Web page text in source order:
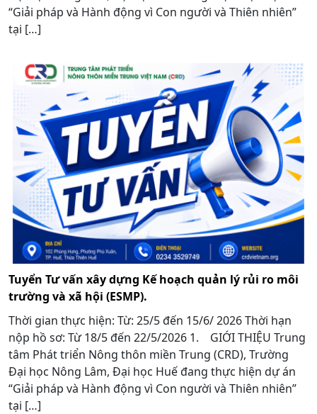
“Giải pháp và Hành động vì Con người và Thiên nhiên”
tại […]
Tuyển Tư vấn xây dựng Kế hoạch quản lý rủi ro môi
trường và xã hội (ESMP).
Thời gian thực hiện: Từ: 25/5 đến 15/6/ 2026 Thời hạn
nộp hồ sơ: Từ 18/5 đến 22/5/2026 1. GIỚI THIỆU Trung
tâm Phát triển Nông thôn miền Trung (CRD), Trường
Đại học Nông Lâm, Đại học Huế đang thực hiện dự án
“Giải pháp và Hành động vì Con người và Thiên nhiên”
tại […]